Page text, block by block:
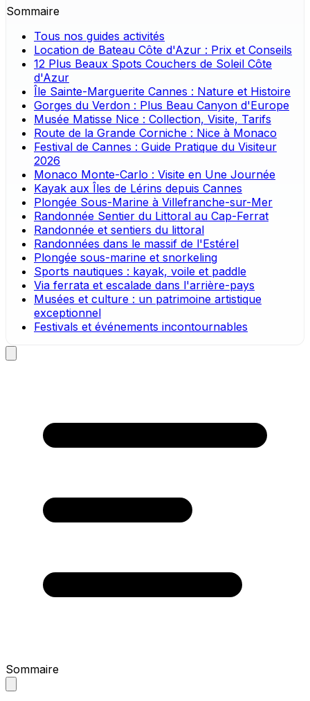
Sommaire
Tous nos guides activités
Location de Bateau Côte d'Azur : Prix et Conseils
12 Plus Beaux Spots Couchers de Soleil Côte
d'Azur
Île Sainte-Marguerite Cannes : Nature et Histoire
Gorges du Verdon : Plus Beau Canyon d'Europe
Musée Matisse Nice : Collection, Visite, Tarifs
Route de la Grande Corniche : Nice à Monaco
Festival de Cannes : Guide Pratique du Visiteur
2026
Monaco Monte-Carlo : Visite en Une Journée
Kayak aux Îles de Lérins depuis Cannes
Plongée Sous-Marine à Villefranche-sur-Mer
Randonnée Sentier du Littoral au Cap-Ferrat
Randonnée et sentiers du littoral
Randonnées dans le massif de l'Estérel
Plongée sous-marine et snorkeling
Sports nautiques : kayak, voile et paddle
Via ferrata et escalade dans l'arrière-pays
Musées et culture : un patrimoine artistique
exceptionnel
Festivals et événements incontournables
Sommaire